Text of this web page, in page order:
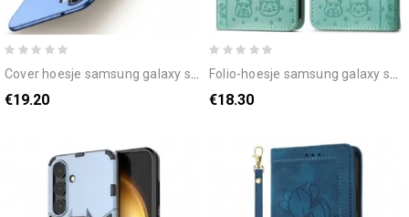
cover hoesje samsung galaxy s25 plus 5g telefoonhoesje ultradun mofi
€19.20
folio-hoesje samsung galaxy s25 plus 5g telefoonhoesje geanimeerde dieren
€18.30